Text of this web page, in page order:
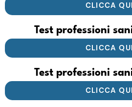
CLICCA QUI
Test professioni
CLICCA QUI
Test professioni
CLICCA QUI